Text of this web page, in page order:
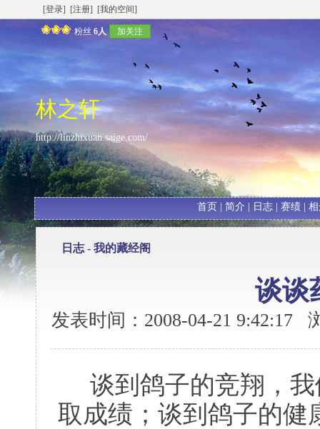
[登录] [注册] [我的空间]
粉丝 6人 加关注
林之轩
http://linzhixuan.saige.com/
首页 简介 日志| 赛绩|
日志 - 我的藏经阁
谈谈
发表时间：2008-04-21 9:42:17
谈到鸽子的竞翔，我
取成绩；谈到鸽子的健